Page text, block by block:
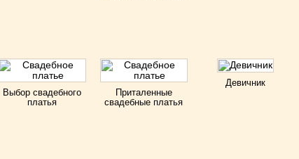
Выбор свадебного
платья
Приталенные
свадебные платья
Девичник